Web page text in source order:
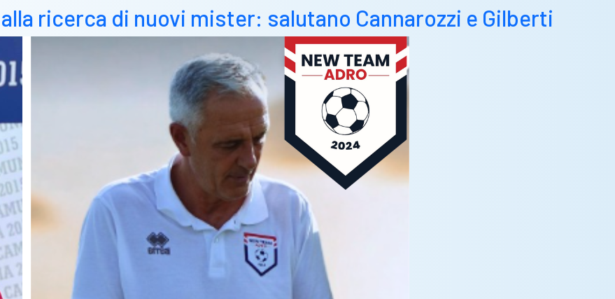
ricerca di nuovi mister: salutano Cannarozzi e Gilberti